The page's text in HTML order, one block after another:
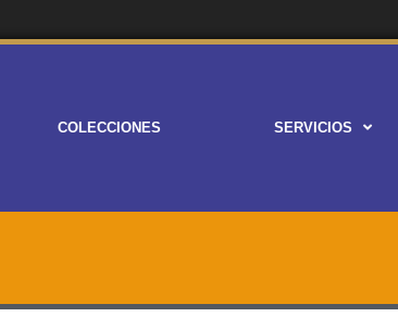
COLECCIONES SERVICIOS